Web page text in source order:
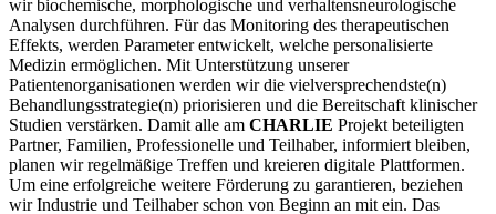
wir biochemische, morphologische und verhaltensneurologische
Analysen durchführen. Für das Monitoring des therapeutischen
Effekts, werden Parameter entwickelt, welche personalisierte
Medizin ermöglichen. Mit Unterstützung unserer
Patientenorganisationen werden wir die vielversprechendste(n)
Behandlungsstrategie(n) priorisieren und die Bereitschaft klinischer
Studien verstärken. Damit alle am CHARLIE Projekt beteiligten
Partner, Familien, Professionelle und Teilhaber, informiert bleiben,
planen wir regelmäßige Treffen und kreieren digitale Plattformen.
Um eine erfolgreiche weitere Förderung zu garantieren, beziehen
wir Industrie und Teilhaber schon von Beginn an mit ein. Das